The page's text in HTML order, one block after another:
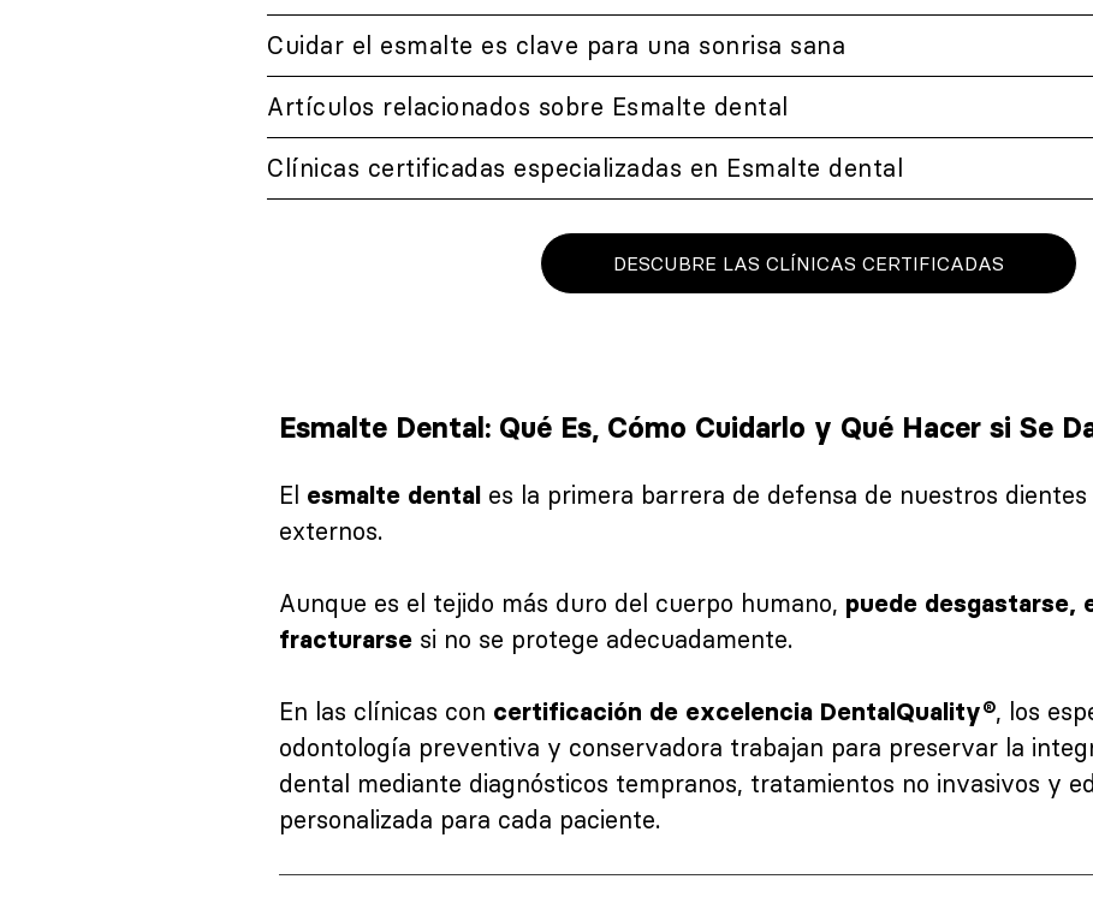
Cuidar el esmalte es clave para una sonrisa sana
Artículos relacionados​ sobre Esmalte dental
Clínicas certificadas especializadas en Esmalte dental
DESCUBRE LAS CLÍNICAS CERTIFICADAS
Esmalte Dental: Qué Es, Cómo Cuidarlo y Qué Hacer si Se
El esmalte dental es la primera barrera de defensa de nuestros
externos.
Aunque es el tejido más duro del cuerpo humano, puede desgastarse,
fracturarse si no se protege adecuadamente.
En las clínicas con certificación de excelencia DentalQuality®, los
odontología preventiva y conservadora trabajan para preservar la
dental mediante diagnósticos tempranos, tratamientos no invasivos y
personalizada para cada paciente.